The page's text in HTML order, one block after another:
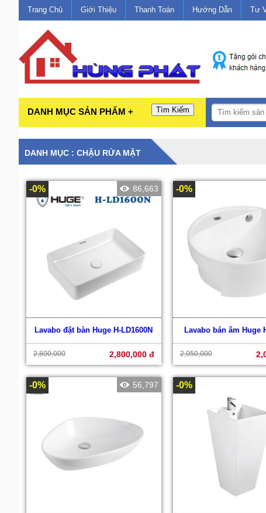
Trang Chủ Giới Thiệu Thanh Toán Hướng Dẫn Tư
DANH MỤC SẢN PHẨM + Tìm Kiếm
DANH MỤC : CHẬU RỬA MẶT
-0% 86,663
Lavabo đặt bàn Huge H-LD1600N
2,800,000 2,800,000 đ
-0%
Lavabo bán âm Huge
2,050,000
-0% 56,797 -0%